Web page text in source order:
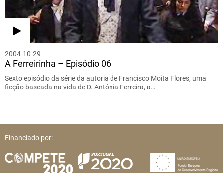
2004-10-29
A Ferreirinha – Episódio 06
Sexto episódio da série da autoria de Francisco Moita Flores, uma
ficção baseada na vida de D. Antónia Ferreira, a…
Financiado por: